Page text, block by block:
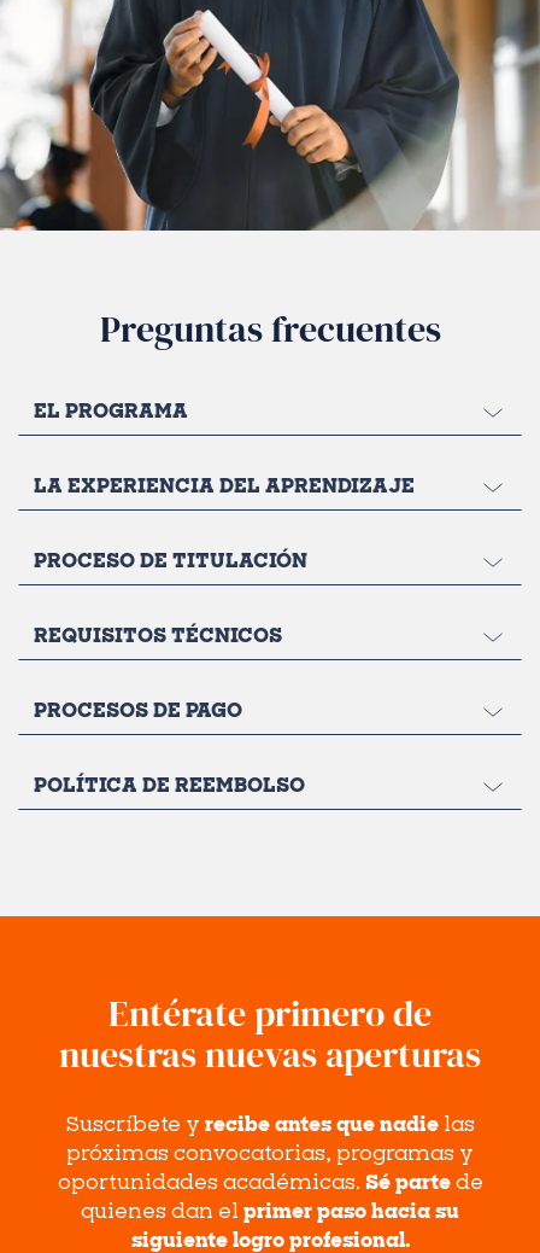
Preguntas frecuentes
EL PROGRAMA
LA EXPERIENCIA DEL APRENDIZAJE
PROCESO DE TITULACIÓN
REQUISITOS TÉCNICOS
PROCESOS DE PAGO
POLÍTICA DE REEMBOLSO
Entérate primero de
nuestras nuevas aperturas
Suscríbete y recibe antes que nadielas
próximas convocatorias, programas y
oportunidades académicas. Sé partede
quienes dan el primer paso hacia su
siguiente logro profesional.